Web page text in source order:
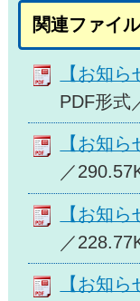
関連ファイ
【お知
PDF形式
【お知
／
【お知
／
【お知